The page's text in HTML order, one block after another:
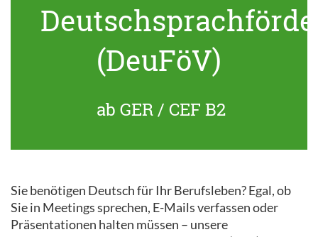
(DeuFöV)
ab GER / CEF B2
Sie benötigen Deutsch für Ihr Berufsleben? Egal, ob
Sie in Meetings sprechen, E-Mails verfassen oder
Präsentationen halten müssen – unsere